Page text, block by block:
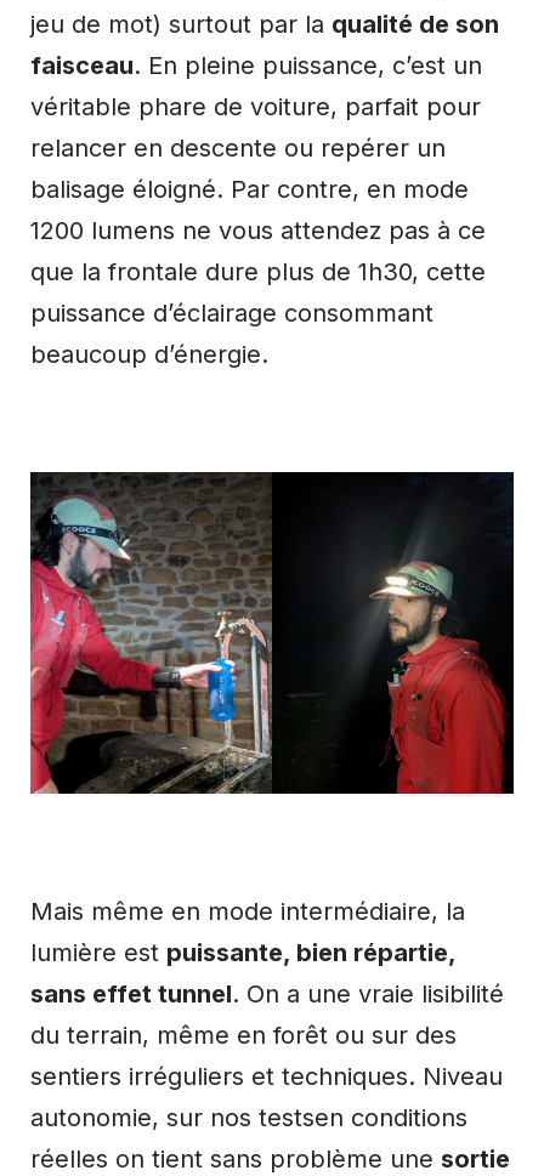
jeu de mot) surtout par la qualité de son
faisceau. En pleine puissance, c’est un
véritable phare de voiture, parfait pour
relancer en descente ou repérer un
balisage éloigné. Par contre, en mode
1200 lumens ne vous attendez pas à ce
que la frontale dure plus de 1h30, cette
puissance d’éclairage consommant
beaucoup d’énergie.
Mais même en mode intermédiaire, la
lumière est puissante, bien répartie,
sans effet tunnel. On a une vraie lisibilité
du terrain, même en forêt ou sur des
sentiers irréguliers et techniques. Niveau
autonomie, sur nos testsen conditions
réelles on tient sans problème une sortie